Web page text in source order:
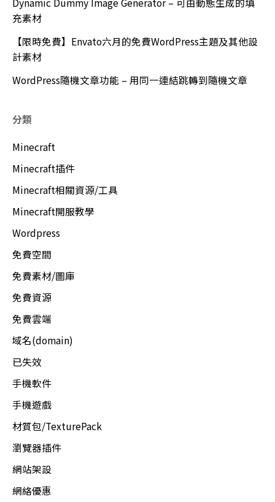
充素材
【限時免費】Envato六月的免費WordPress主題及其他設
計素材
WordPress隨機文章功能 – 用同一連結跳轉到隨機文章
分類
Minecraft
Minecraft插件
Minecraft相關資源/工具
Minecraft開服教學
Wordpress
免費空間
免費素材/圖庫
免費資源
免費雲端
域名(domain)
已失效
手機軟件
手機遊戲
材質包/TexturePack
瀏覽器插件
網站架設
網絡優惠